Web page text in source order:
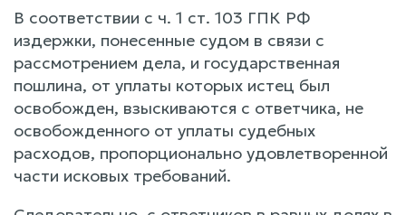
В соответствии с ч. 1 ст. 103 ГПК РФ
издержки, понесенные судом в связи с
рассмотрением дела, и государственная
пошлина, от уплаты которых истец был
освобожден, взыскиваются с ответчика, не
освобожденного от уплаты судебных
расходов, пропорционально удовлетворенной
части исковых требований.